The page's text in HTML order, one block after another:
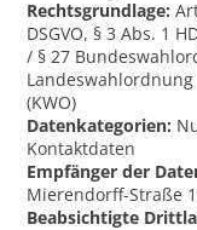
Rechtsgrundlage:
DSGVO, § 3 Abs. 1
/ § 27
(KWO)
Datenkategorien:
Kontaktdaten
Empfänger der
Mierendorff-Straße
Beabsichtigte